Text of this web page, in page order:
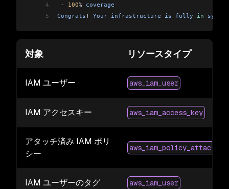
4
- 100% coverage
5
Congrats ! Your infrastructure is fully in sync
対象 リソースタイプ
IAM ユーザー aws_iam_user
IAM アクセスキー aws_iam_access_key
アタッチ済み IAM ポリ
シー
IAM ユーザーのタグ aws_iam_user